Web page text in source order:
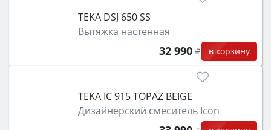
TEKA DSJ 650 SS
Вытяжка настенная
32 990 в корзину
TEKA IC 915 TOPAZ BEIGE
Дизайнерский смеситель Icon